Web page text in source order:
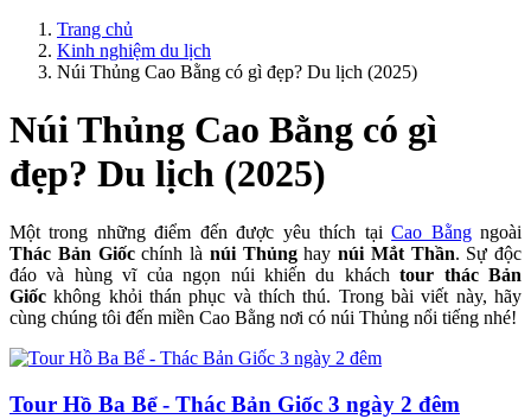
Trang chủ
Kinh nghiệm du lịch
Núi Thủng Cao Bằng có gì đẹp? Du lịch (2025)
Núi Thủng Cao Bằng có gì
đẹp? Du lịch (2025)
Một trong những điểm đến được yêu thích tạiCao Bằngngoài
Thác Bản Giốcchính là núi Thủnghay núi Mắt Thần. Sự độc
đáo và hùng vĩ của ngọn núi khiến du kháchtour thác Bản
Giốc không khỏi thán phục và thích thú. Trong bài viết này, hãy
cùng chúng tôi đến miền Cao Bằng nơi có núi Thủng nổi tiếng nhé!
Tour Hồ Ba Bể - Thác Bản Giốc 3 ngày 2 đêm